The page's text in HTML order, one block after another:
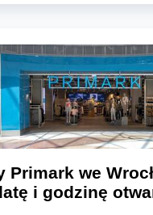
Primark we
i godzinę